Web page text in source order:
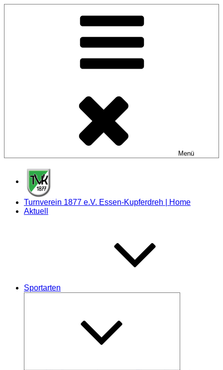
Menü
Turnverein 1877 e.V. Essen-Kupferdreh | Home
Aktuell
Sportarten